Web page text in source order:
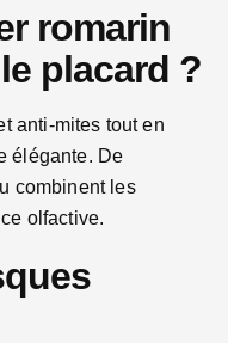
romarin
placard ?
anti-mites tout en
élégante. De
combinent les
olfactive.